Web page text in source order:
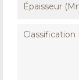
Épaisseur